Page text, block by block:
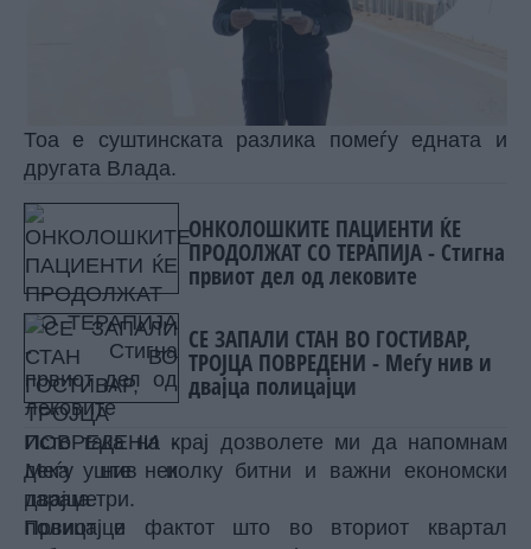
Тоа е суштинската разлика помеѓу едната и
другата Влада.
ОНКОЛОШКИТЕ ПАЦИЕНТИ ЌЕ
ПРОДОЛЖАТ СО ТЕРАПИЈА - Стигна
првиот дел од лековите
СЕ ЗАПАЛИ СТАН ВО ГОСТИВАР,
ТРОЈЦА ПОВРЕДЕНИ - Меѓу нив и
двајца полицајци
Исто така на крај дозволете ми да напомнам
дека уште неколку битни и важни економски
параметри.
Првиот е фактот што во вториот квартал